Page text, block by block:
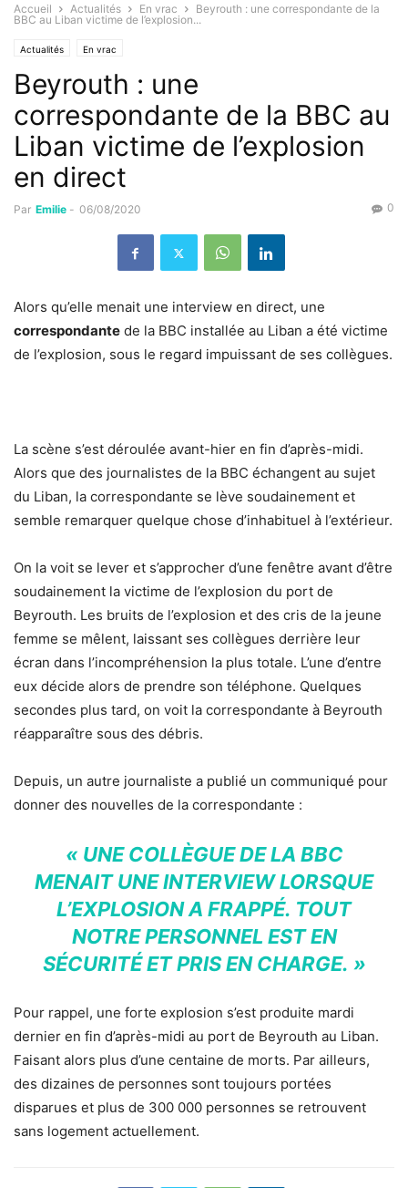
Accueil Actualités En vrac
Beyrouth : une correspondante de la
BBC au Liban victime de l’explosion...
Actualités En vrac
Beyrouth : une
correspondante de la BBC au
Liban victime de l’explosion
en direct
Par Emilie - 06/08/2020 0
Alors qu’elle menait une interview en direct, une
correspondante de la BBC installée au Liban a été victime
de l’explosion, sous le regard impuissant de ses collègues.
La scène s’est déroulée avant-hier en fin d’après-midi.
Alors que des journalistes de la BBC échangent au sujet
du Liban, la correspondante se lève soudainement et
semble remarquer quelque chose d’inhabituel à l’extérieur.
On la voit se lever et s’approcher d’une fenêtre avant d’être
soudainement la victime de l’explosion du port de
Beyrouth. Les bruits de l’explosion et des cris de la jeune
femme se mêlent, laissant ses collègues derrière leur
écran dans l’incompréhension la plus totale. L’une d’entre
eux décide alors de prendre son téléphone. Quelques
secondes plus tard, on voit la correspondante à Beyrouth
réapparaître sous des débris.
Depuis, un autre journaliste a publié un communiqué pour
donner des nouvelles de la correspondante :
« UNE COLLÈGUE DE LA BBC
MENAIT UNE INTERVIEW LORSQUE
L’EXPLOSION A FRAPPÉ. TOUT
NOTRE PERSONNEL EST EN
SÉCURITÉ ET PRIS EN CHARGE. »
Pour rappel, une forte explosion s’est produite mardi
dernier en fin d’après-midi au port de Beyrouth au Liban.
Faisant alors plus d’une centaine de morts. Par ailleurs,
des dizaines de personnes sont toujours portées
disparues et plus de 300 000 personnes se retrouvent
sans logement actuellement.